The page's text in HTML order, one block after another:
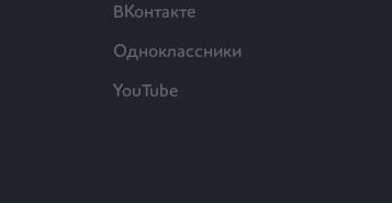
ВКонтакте
Одноклассники
YouTube